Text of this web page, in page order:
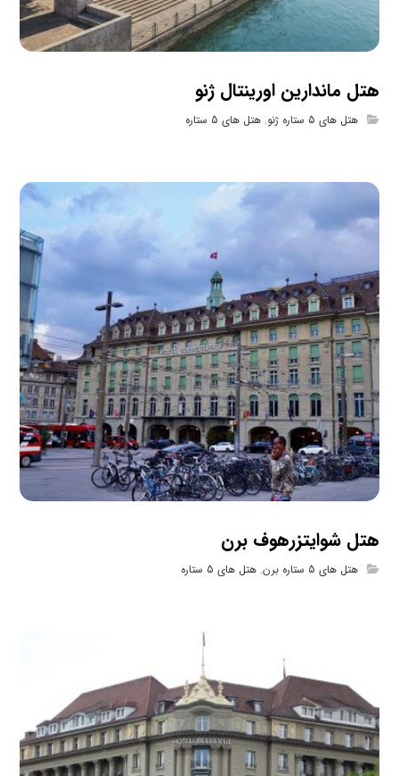
هتل ماندارین اورینتال ژنو
هتل های 5 ستاره ژنو ,هتل های 5 ستاره
هتل شوایتزرهوف برن
هتل های 5 ستاره برن ,هتل های 5 ستاره